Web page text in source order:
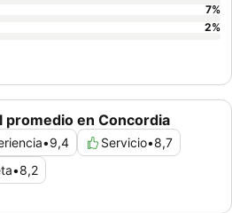
promedio en Concordia
•9,4 Servicio•8,7
•8,2
7%
2%